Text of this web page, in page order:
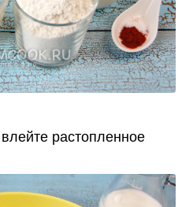
растопленное